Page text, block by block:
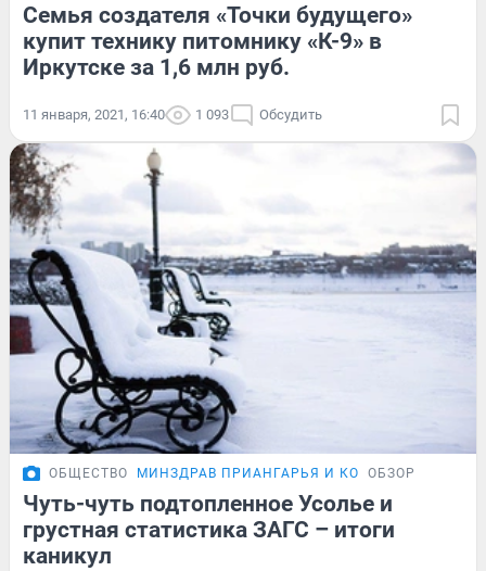
Семья создателя «Точки будущего»
купит технику питомнику «К-9» в
Иркутске за 1,6 млн руб.
11 января, 2021, 16:40 1 093 Обсудить
ОБЩЕСТВО МИНЗДРАВ ПРИАНГАРЬЯ И КО ОБЗОР
Чуть-чуть подтопленное Усолье и
грустная статистика ЗАГС – итоги
каникул